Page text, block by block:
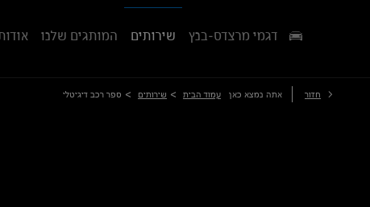
דגמי מרצדס-בנץ שירותים המותגים שלנו
חזור אתה נמצא כאן עמוד הבית > שירותים > ספר רכב דיגיטלי